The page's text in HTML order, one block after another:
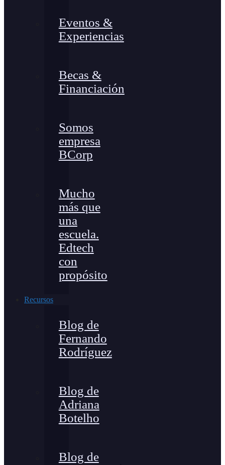
Eventos &
Experiencias
Becas &
Financiación
Somos
empresa
BCorp
Mucho
más que
una
escuela.
Edtech
con
propósito
Recursos
Blog de
Fernando
Rodríguez
Blog de
Adriana
Botelho
Blog de